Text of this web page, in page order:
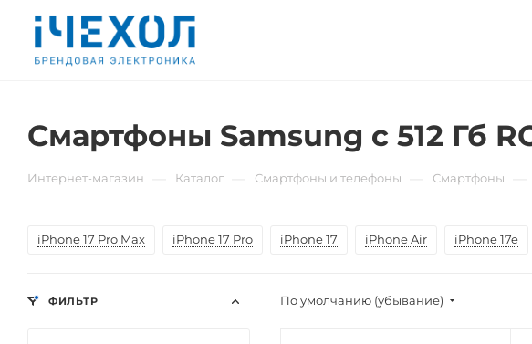
Смартфоны Samsung с 512 Гб
Интернет-магазин Каталог Смартфоны и телефоны Смартфоны
iPhone 17 Pro Max iPhone 17 Pro iPhone 17 iPhone Air iPhone 17e
По умолчанию (убывание)
ФИЛЬТР